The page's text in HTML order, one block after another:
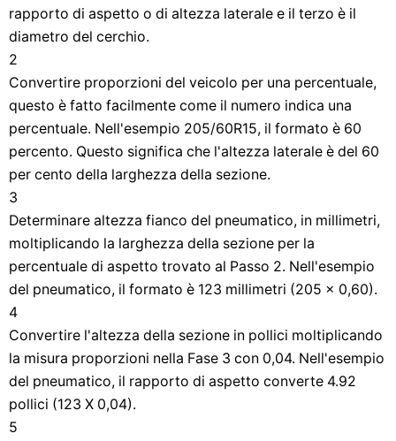
rapporto di aspetto o di altezza laterale e il terzo è il
diametro del cerchio.
2
Convertire proporzioni del veicolo per una percentuale,
questo è fatto facilmente come il numero indica una
percentuale. Nell'esempio 205/60R15, il formato è 60
percento. Questo significa che l'altezza laterale è del 60
per cento della larghezza della sezione.
3
Determinare altezza fianco del pneumatico, in millimetri,
moltiplicando la larghezza della sezione per la
percentuale di aspetto trovato al Passo 2. Nell'esempio
del pneumatico, il formato è 123 millimetri (205 x 0,60).
4
Convertire l'altezza della sezione in pollici moltiplicando
la misura proporzioni nella Fase 3 con 0,04. Nell'esempio
del pneumatico, il rapporto di aspetto converte 4.92
pollici (123 X 0,04).
5